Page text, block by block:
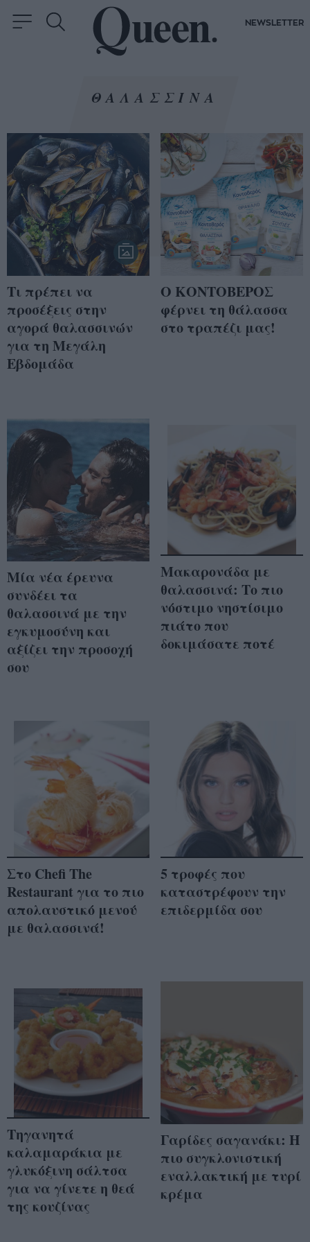
NEWSLETTER
ΘΑΛΑΣΣΙΝΑ
Τι πρέπει να
προσέξεις στην
αγορά θαλασσινών
για τη Μεγάλη
Εβδομάδα
Ο ΚΟΝΤΟΒΕΡΟΣ
φέρνει τη θάλασσα
στο τραπέζι μας!
Μία νέα έρευνα
συνδέει τα
θαλασσινά με την
εγκυμοσύνη και
αξίζει την προσοχή
σου
Μακαρονάδα με
θαλασσινά: Το πιο
νόστιμο νηστίσιμο
πιάτο που
δοκιμάσατε ποτέ
Στο Chefi The
Restaurant για το πιο
απολαυστικό μενού
με θαλασσινά!
5 τροφές που
καταστρέφουν την
επιδερμίδα σου
Τηγανητά
καλαμαράκια με
γλυκόξινη σάλτσα
για να γίνετε η θεά
της κουζίνας
Γαρίδες σαγανάκι: Η
πιο συγκλονιστική
εναλλακτική με τυρί
κρέμα